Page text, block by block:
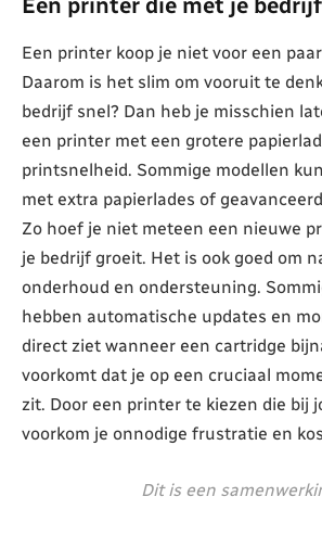
Een printer koop je niet voor een
Daarom is het slim om vooruit te
bedrijf snel? Dan heb je misschien
een printer met een grotere
printsnelheid. Sommige modellen
met extra papierlades of
Zo hoef je niet meteen een nieuwe
je bedrijf groeit. Het is ook goed om
onderhoud en ondersteuning.
hebben automatische updates en
direct ziet wanneer een cartridge
voorkomt dat je op een cruciaal
zit. Door een printer te kiezen die bij
voorkom je onnodige frustratie en
Dit is een